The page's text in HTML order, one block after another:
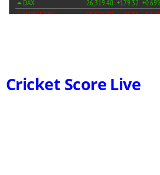
Cricket Score Live